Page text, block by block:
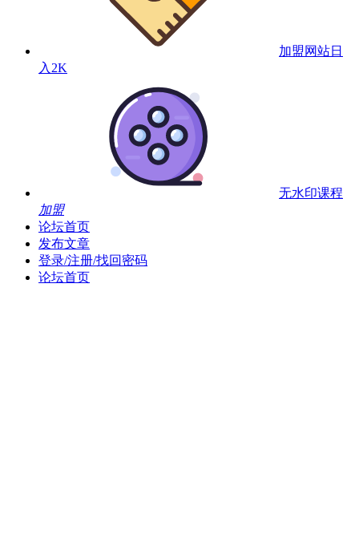
加盟网站日
入2K
无水印课程
加盟
论坛首页
发布文章
登录/注册/找回密码
论坛首页